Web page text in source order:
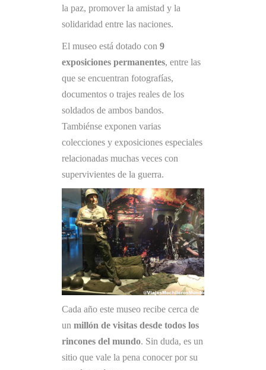
la paz, promover la amistad y la
solidaridad entre las naciones.
El museo está dotado con 9
exposiciones permanentes, entre las
que se encuentran fotografías,
documentos o trajes reales de los
soldados de ambos bandos.
Tambiénse exponen varias
colecciones y exposiciones especiales
relacionadas muchas veces con
supervivientes de la guerra.
Cada año este museo recibe cerca de
un millón de visitas desde todos los
rincones del mundo. Sin duda, es un
sitio que vale la pena conocer por su